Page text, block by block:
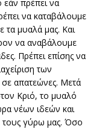
εάν πρέπει να
να καταβάλουμε
μυαλά μας. Και
να αναβάλουμε
Πρέπει επίσης να
των
σε απατεώνες. Μετά
Κριό, το μυαλό
νέων ιδεών και
τους γύρω μας. Όσο